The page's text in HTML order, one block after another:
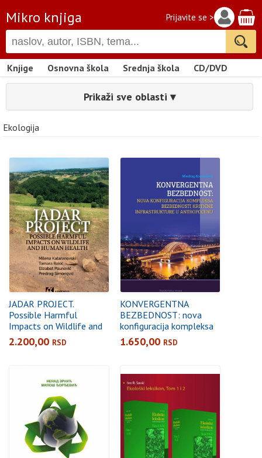
Mikro knjiga Prijavite se >
Knjige Osnovna škola Srednja škola CD/DVD
Prikaži sve oblasti ▾
Ekologija
JADAR PROJECT.
Possible Harmful
Impacts on Wildlife and
Human Health
2.200,00 RSD
KONVERGENTNA
BEZBEDNOST: nova
konfiguracija kompleksa
bezbednosti kritične
infrastrukture u
1.650,00 RSD